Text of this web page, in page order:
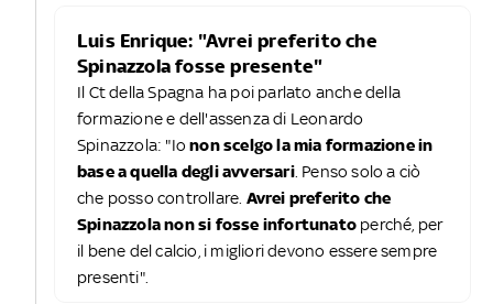
Luis Enrique: "Avrei preferito che
Spinazzola fosse presente"
Il Ct della Spagna ha poi parlato anche della
formazione e dell'assenza di Leonardo
Spinazzola: "Ionon scelgo la mia formazione in
base a quella degli avversari. Penso solo a ciò
che posso controllare. Avrei preferito che
Spinazzola non si fosse infortunato perché, per
il bene del calcio, i migliori devono essere sempre
presenti".